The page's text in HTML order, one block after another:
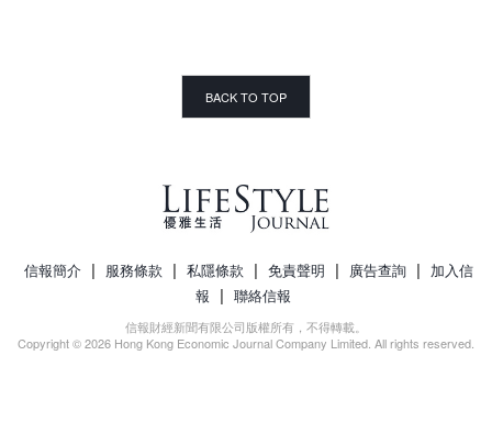
BACK TO TOP
信報簡介 | 服務條款 | 私隱條款 | 免責聲明 | 廣告查詢 | 加入信
報 | 聯絡信報
信報財經新聞有限公司版權所有，不得轉載。
Copyright © 2026 Hong Kong Economic Journal Company Limited. All rights reserved.